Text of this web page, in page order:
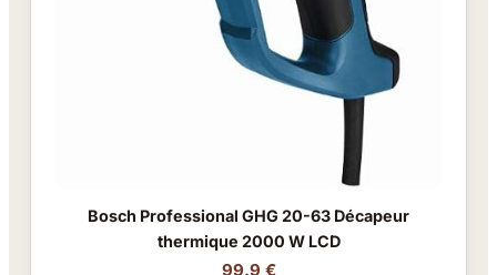
Bosch Professional GHG 20-63 Décapeur
thermique 2000 W LCD
99.9 €